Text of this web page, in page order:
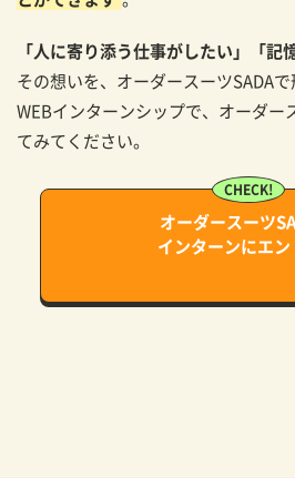
「人に寄り添う仕事がしたい」「記
その想いを、オーダースーツSADA
WEBインターンシップで、オーダー
てみてください。
オーダースーツ
インターンにエン